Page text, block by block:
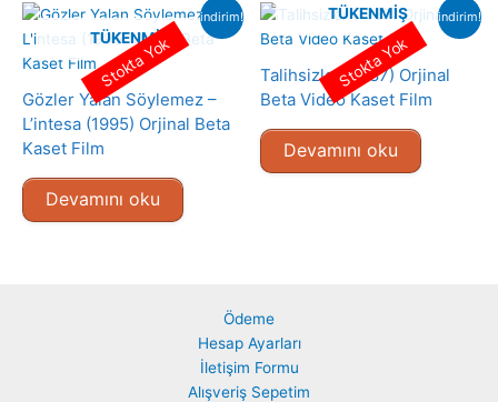
indirim!
TÜKENMIŞ
Gözler Yalan Söylemez –
L’intesa (1995) Orjinal Beta
Kaset Film
Devamını oku
Stokta Yok
indirim!
TÜKENMIŞ
Talihsizler (1987) Orjinal
Beta Video Kaset Film
Devamını oku
Stokta Yok
Ödeme
Hesap Ayarları
İletişim Formu
Alışveriş Sepetim